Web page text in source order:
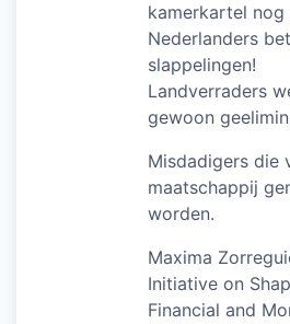
kamerkartel nog
Nederlanders
slappelingen!
Landverraders
gewoon
Misdadigers die
maatschappij
worden.
Maxima
Initiative on
Financial and